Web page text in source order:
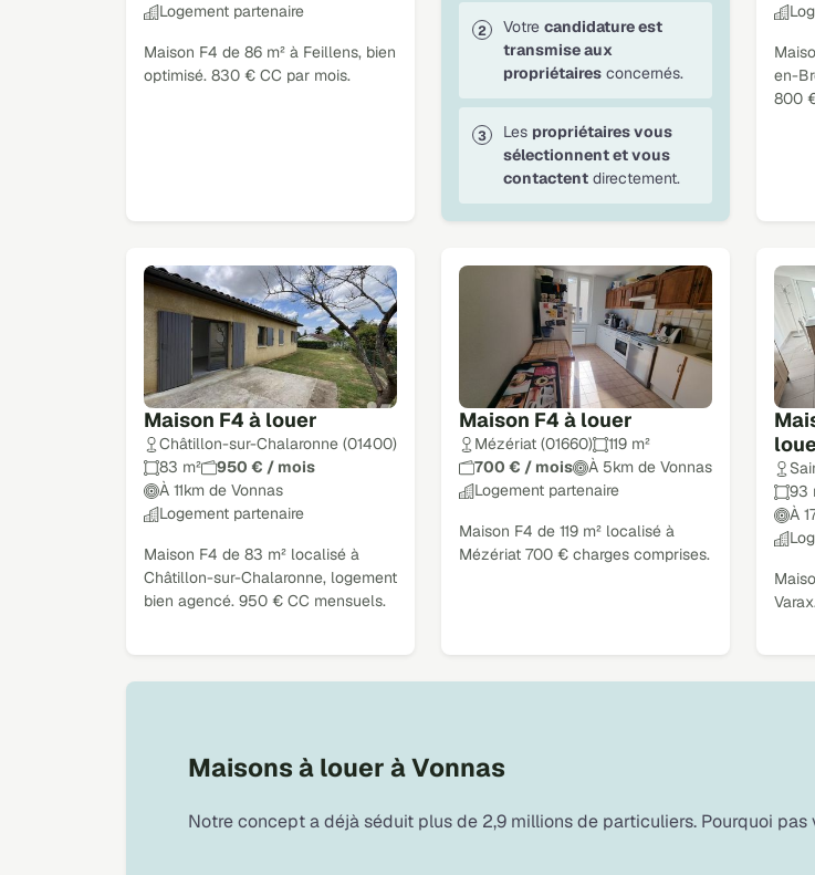
Logement partenaire
Maison F4 de 86 m² à Feillens, bien
optimisé. 830 € CC par mois.
en-
800
Maison F4 à louer
Châtillon-sur-Chalaronne (01400)
83 m²
950 € / mois
À 11km de Vonnas
Logement partenaire
Maison F4 de 83 m² localisé à
Châtillon-sur-Chalaronne, logement
bien agencé. 950 € CC mensuels.
Maison F4 à louer
Mézériat (01660)
119 m²
700 € / mois
À 5km de Vonnas
Logement partenaire
Maison F4 de 119 m² localisé à
Mézériat 700 € charges comprises.
93
À
Votre candidature est
transmise aux
propriétaires concernés.
Les propriétaires vous
sélectionnent et vous
contactent directement.
Maisons à louer à Vonnas
Notre concept a déjà séduit plus de 2,9 millions de particuliers. Pourquoi pas